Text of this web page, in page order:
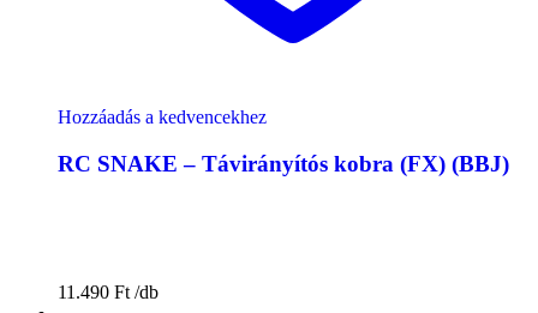
Hozzáadás a kedvencekhez
RC SNAKE – Távirányítós kobra (FX) (BBJ)
11.490 Ft